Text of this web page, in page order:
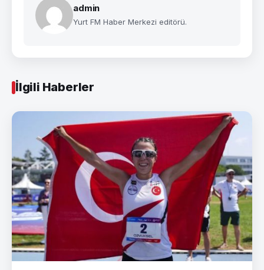
admin
Yurt FM Haber Merkezi editörü.
İlgili Haberler